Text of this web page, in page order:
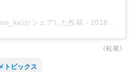
がシェアした投稿 - 2018年10月月21日午後8時13分PDT
《松尾》
トピックス